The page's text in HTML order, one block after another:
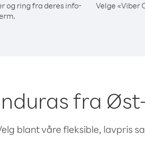
og ring fra deres info-
Velge «Viber
fra
blant våre fleksible, lavpris